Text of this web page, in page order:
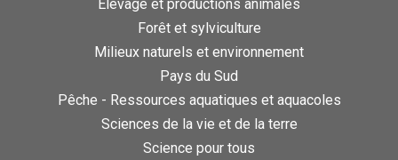
Élevage et productions animales
Forêt et sylviculture
Milieux naturels et environnement
Pays du Sud
Pêche - Ressources aquatiques et aquacoles
Sciences de la vie et de la terre
Science pour tous